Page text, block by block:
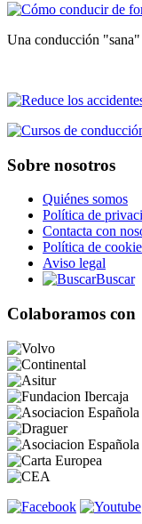
Una conducción
Sobre nosotros
Quiénes somos
Política de
Contacta con
Política de
Aviso legal
Buscar
Colaboramos con